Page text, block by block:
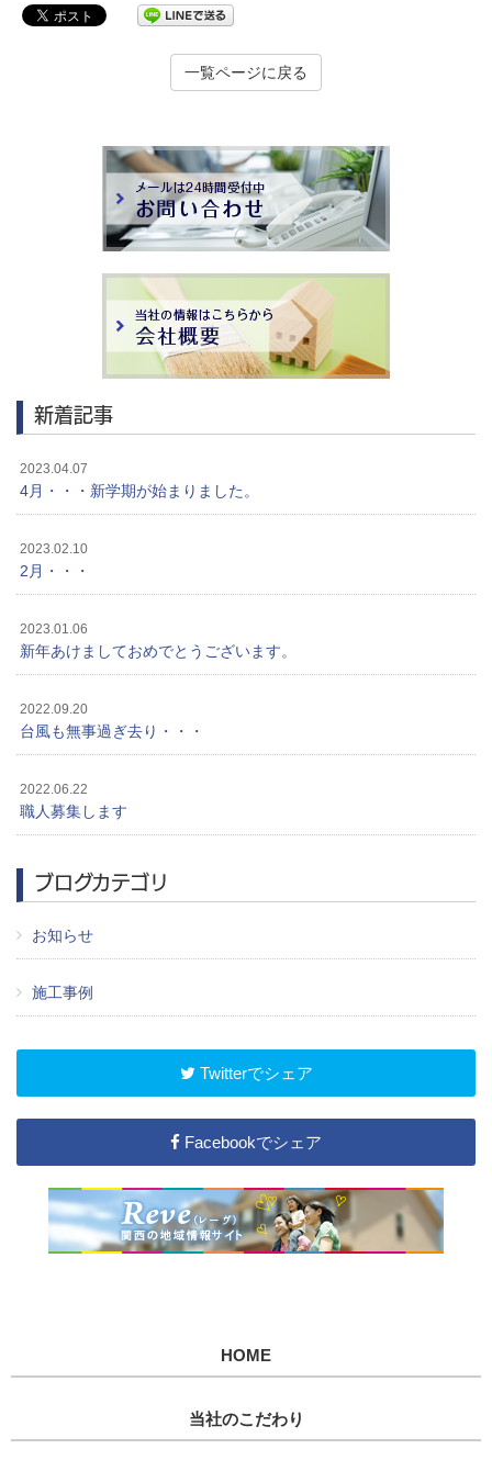
一覧ページに戻る
新着記事
2023.04.07
4月・・・新学期が始まりました。
2023.02.10
2月・・・
2023.01.06
新年あけましておめでとうございます。
2022.09.20
台風も無事過ぎ去り・・・
2022.06.22
職人募集します
ブログカテゴリ
お知らせ
施工事例
Twitterでシェア
Facebookでシェア
HOME
当社のこだわり